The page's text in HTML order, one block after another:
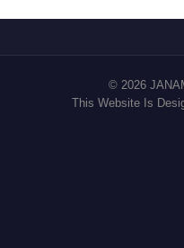
© 2026
This Website Is